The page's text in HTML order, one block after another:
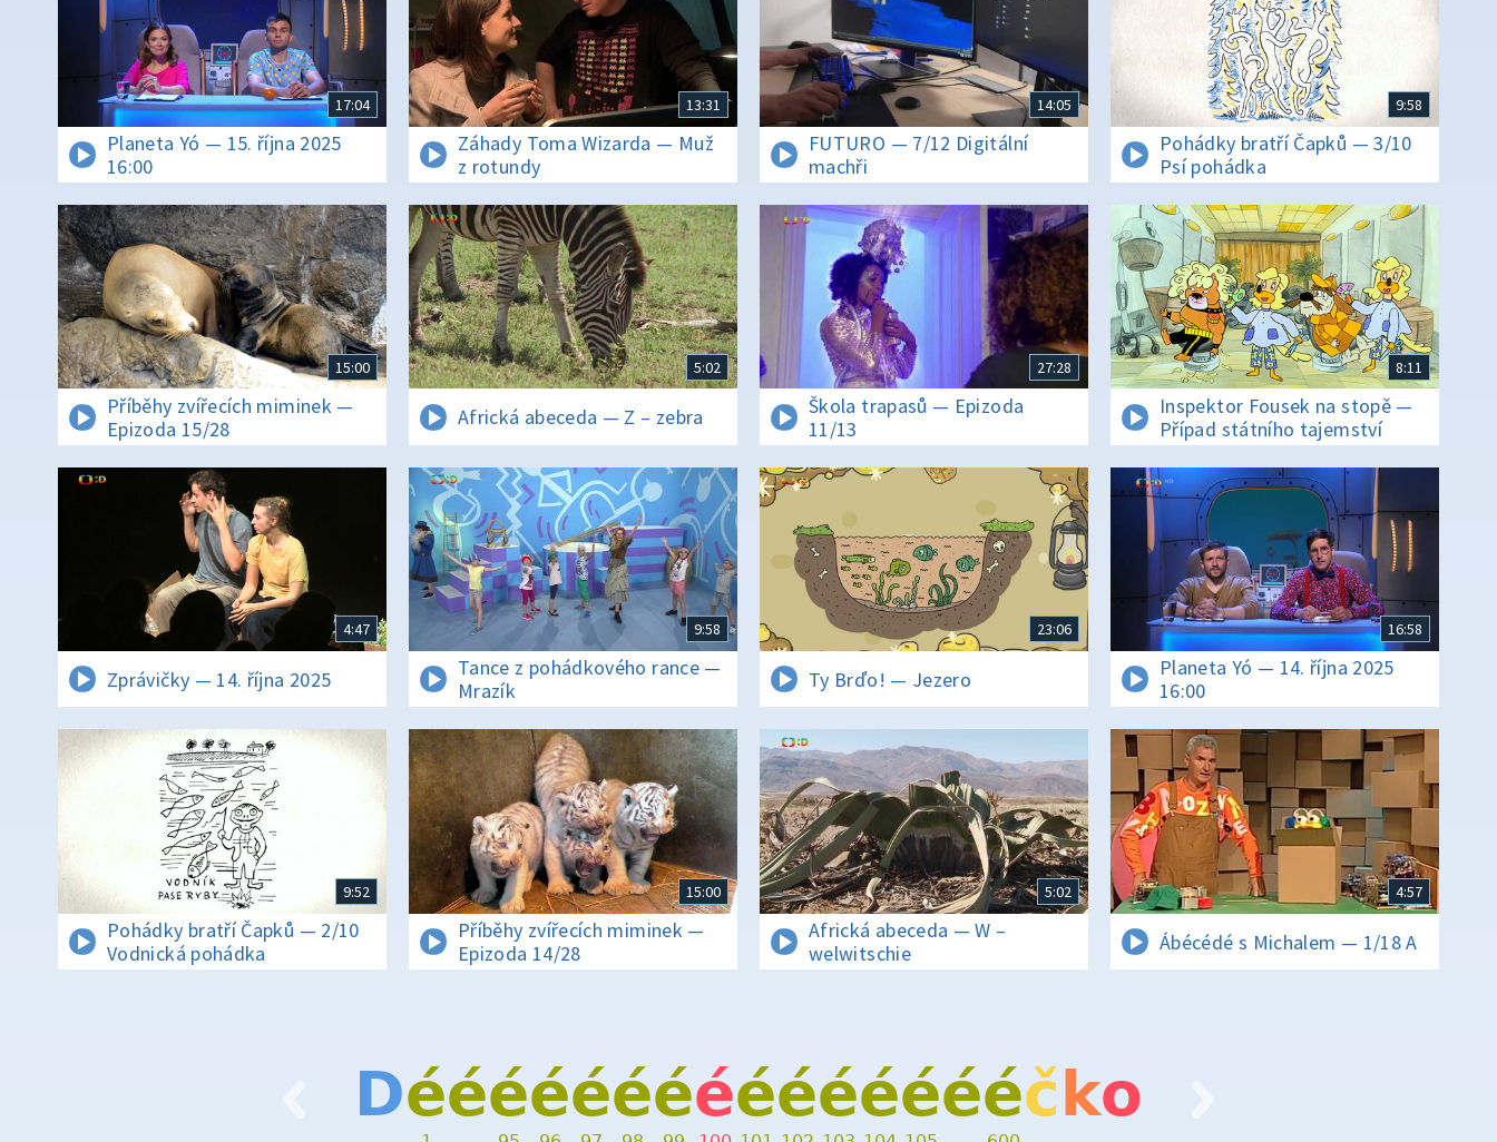
17:04
Planeta Yó — 15. října 2025
16:00
13:31
Záhady Toma Wizarda — Muž
z rotundy
14:05
FUTURO — 7/12 Digitální
machři
9:58
Pohádky bratří Čapků — 3/10
Psí pohádka
15:00
Příběhy zvířecích miminek —
Epizoda 15/28
5:02
Africká abeceda — Z – zebra
27:28
Škola trapasů — Epizoda
11/13
8:11
Inspektor Fousek na stopě —
Případ státního tajemství
4:47
Zprávičky — 14. října 2025
9:58
Tance z pohádkového rance —
Mrazík
23:06
Ty Brďo! — Jezero
16:58
Planeta Yó — 14. října 2025
16:00
9:52
Pohádky bratří Čapků — 2/10
Vodnická pohádka
15:00
Příběhy zvířecích miminek —
Epizoda 14/28
5:02
Africká abeceda — W –
welwitschie
4:57
Ábécédé s Michalem — 1/18 A
Déééééééééééééééč ko